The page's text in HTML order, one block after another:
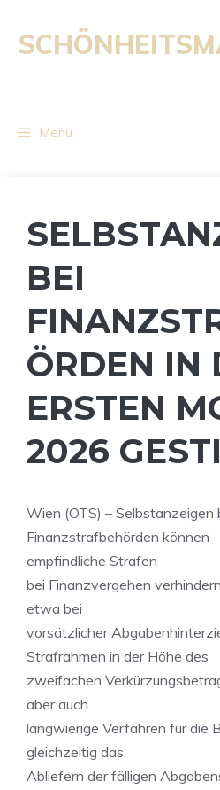
Inhalt
springen
Menü
BEI
ÖRDEN IN
ERSTEN
2026
Wien (OTS) – Selbstanzeigen
Finanzstrafbehörden können
empfindliche Strafen
bei Finanzvergehen
etwa bei
vorsätzlicher
Strafrahmen in der Höhe des
zweifachen
aber auch
langwierige Verfahren für die
gleichzeitig das
Abliefern der fälligen